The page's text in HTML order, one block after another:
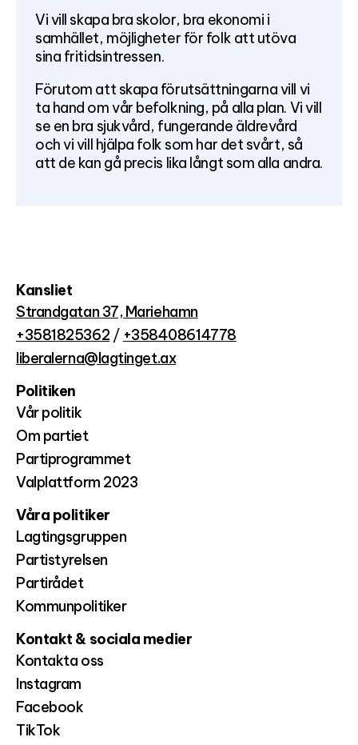
Vi vill skapa bra skolor, bra ekonomi i
samhället, möjligheter för folk att utöva
sina fritidsintressen.
Förutom att skapa förutsättningarna vill vi
ta hand om vår befolkning, på alla plan. Vi vill
se en bra sjukvård, fungerande äldrevård
och vi vill hjälpa folk som har det svårt, så
att de kan gå precis lika långt som alla andra.
Kansliet
Strandgatan 37, Mariehamn
+3581825362 / +358408614778
liberalerna@lagtinget.ax
Politiken
Vår politik
Om partiet
Partiprogrammet
Valplattform 2023
Våra politiker
Lagtingsgruppen
Partistyrelsen
Partirådet
Kommunpolitiker
Kontakt & sociala medier
Kontakta oss
Instagram
Facebook
TikTok